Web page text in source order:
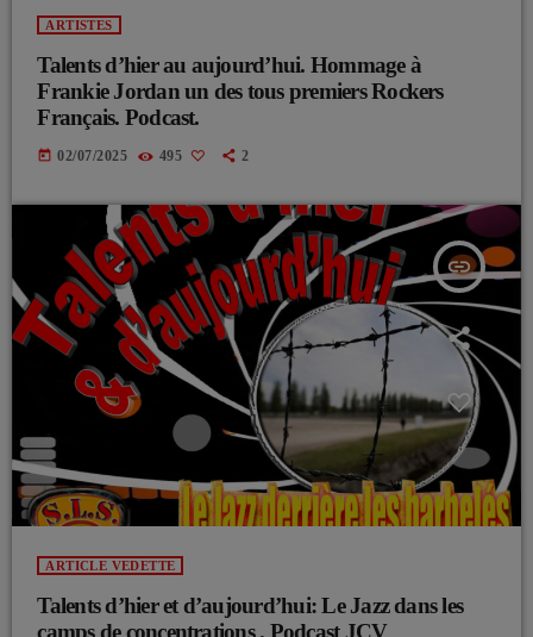
ARTISTES
Talents d’hier au aujourd’hui. Hommage à
Frankie Jordan un des tous premiers Rockers
Français. Podcast.
today 02/07/2025 495 2
insert_link
ARTICLE VEDETTE
Talents d’hier et d’aujourd’hui: Le Jazz dans les